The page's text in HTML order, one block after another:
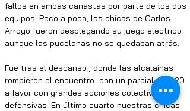
fallos en ambas canastas por parte de los dos
equipos. Poco a poco, las chicas de Carlos
Arroyo fueron desplegando su juego eléctrico
aunque las pucelanas no se quedaban atrás.
Fue tras el descanso , donde las alcalainas
rompieron el encuentro  con un parcial de 7-20
a favor con grandes acciones colectivas y
defensivas. En último cuarto nuestras chicas